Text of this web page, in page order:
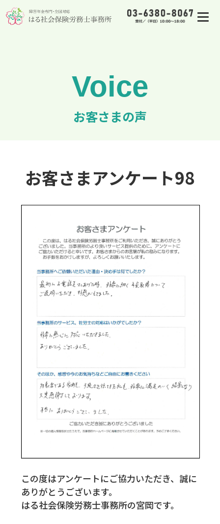
お客さまの声
お客さまアンケート98
この度はアンケートにご協力いただき、誠に
ありがとうございます。
はる社会保険労務士事務所の宮岡です。